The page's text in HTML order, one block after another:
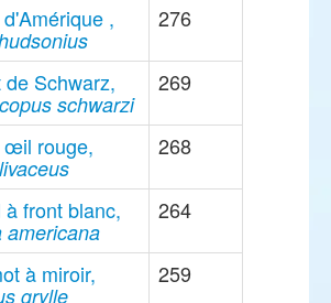
, 276
de Schwarz,
schwarzi
269
œil rouge, 268
front blanc,
americana
264
à miroir,
grylle
259